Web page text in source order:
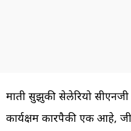
मारुती सुझुकी सेलेरियो सीएनजी
कार्यक्षम कारपैकी एक आहे,